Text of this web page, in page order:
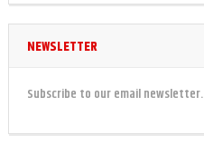
NEWSLETTER
Subscribe to our email newsletter.